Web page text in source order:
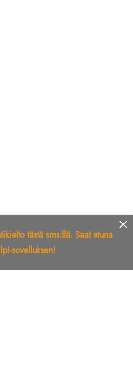
tästä sms:llä. Saat etuna
sovelluksen!